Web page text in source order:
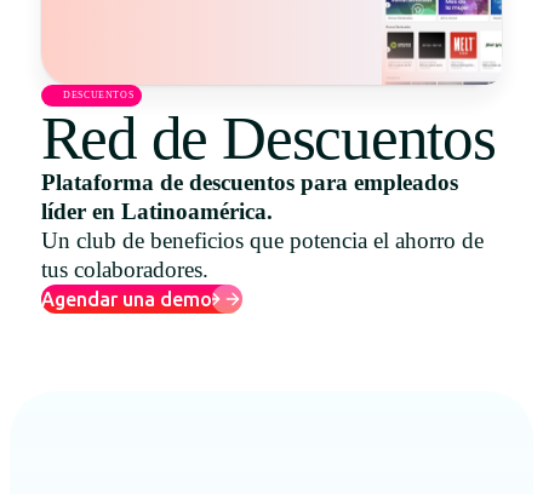
Español
English
Português
DESCUENTOS
Red de Descuentos
Plataforma de descuentos para empleados
líder en Latinoamérica.
Un club de beneficios que potencia el ahorro de
tus colaboradores.
Agendar una demo